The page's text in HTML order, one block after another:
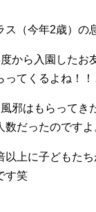
（今年2歳）の
から入園したお
てくるよね！！
邪はもらってき
だったのですよ
以上に子どもた
す笑